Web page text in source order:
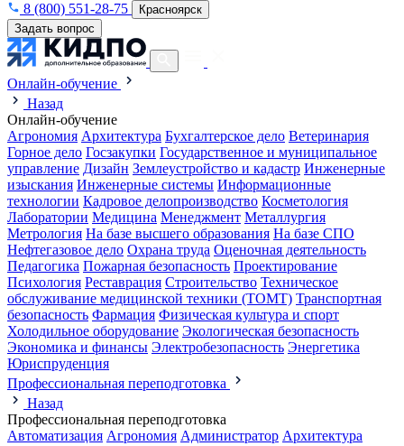
8 (800) 551-28-75
Красноярск
Задать вопрос
Онлайн-обучение
Назад
Онлайн-обучение
Агрономия Архитектура Бухгалтерское дело Ветеринария
Горное дело Госзакупки Государственное и муниципальное
управление Дизайн Землеустройство и кадастр Инженерные
изыскания Инженерные системы Информационные
технологии Кадровое делопроизводство Косметология
Лаборатории Медицина Менеджмент Металлургия
Метрология На базе высшего образования На базе СПО
Нефтегазовое дело Охрана труда Оценочная деятельность
Педагогика Пожарная безопасность Проектирование
Психология Реставрация Строительство Техническое
обслуживание медицинской техники (ТОМТ) Транспортная
безопасность Фармация Физическая культура и спорт
Холодильное оборудование Экологическая безопасность
Экономика и финансы Электробезопасность Энергетика
Юриспруденция
Профессиональная переподготовка
Назад
Профессиональная переподготовка
Автоматизация Агрономия Администратор Архитектура